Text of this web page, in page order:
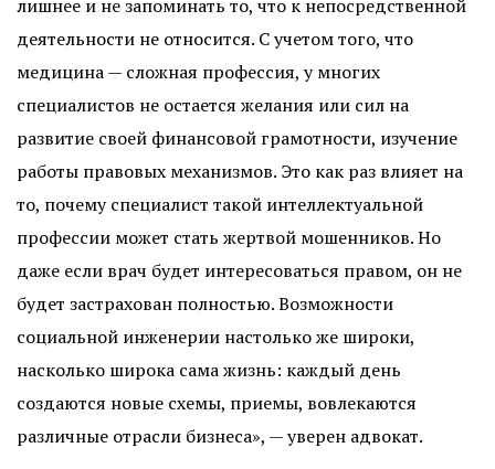
лишнее и не запоминать то, что к непосредственной
деятельности не относится. С учетом того, что
медицина — сложная профессия, у многих
специалистов не остается желания или сил на
развитие своей финансовой грамотности, изучение
работы правовых механизмов. Это как раз влияет на
то, почему специалист такой интеллектуальной
профессии может стать жертвой мошенников. Но
даже если врач будет интересоваться правом, он не
будет застрахован полностью. Возможности
социальной инженерии настолько же широки,
насколько широка сама жизнь: каждый день
создаются новые схемы, приемы, вовлекаются
различные отрасли бизнеса», — уверен адвокат.